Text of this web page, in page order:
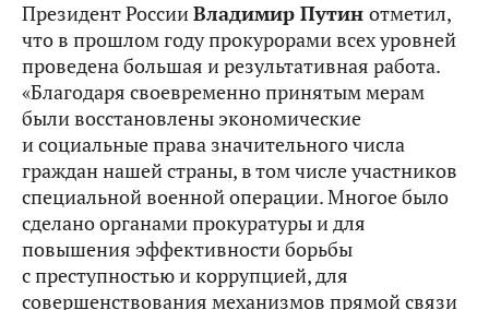
Президент РоссииВладимир Путин отметил,
что в прошлом году прокурорами всех уровней
проведена большая и результативная работа.
«Благодаря своевременно принятым мерам
были восстановлены экономические
и социальные права значительного числа
граждан нашей страны, в том числе участников
специальной военной операции. Многое было
сделано органами прокуратуры и для
повышения эффективности борьбы
с преступностью и коррупцией, для
совершенствования механизмов прямой связи